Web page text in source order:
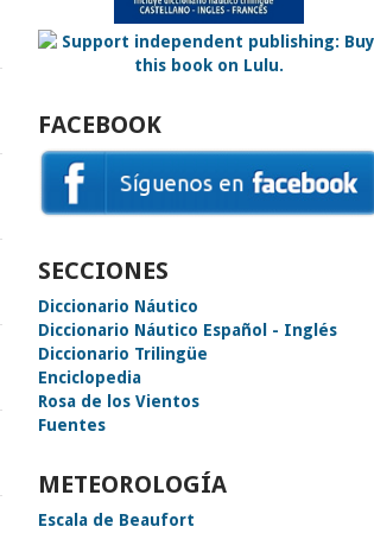
FACEBOOK
SECCIONES
Diccionario Náutico
Diccionario Náutico Español - Inglés
Diccionario Trilingüe
Enciclopedia
Rosa de los Vientos
Fuentes
METEOROLOGÍA
Escala de Beaufort